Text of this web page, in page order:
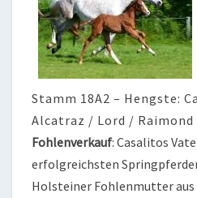
Stamm 18A2 – Hengste:
Alcatraz / Lord / Raimond
Fohlenverkauf: Casalitos
erfolgreichsten
Holsteiner Fohlenmutter